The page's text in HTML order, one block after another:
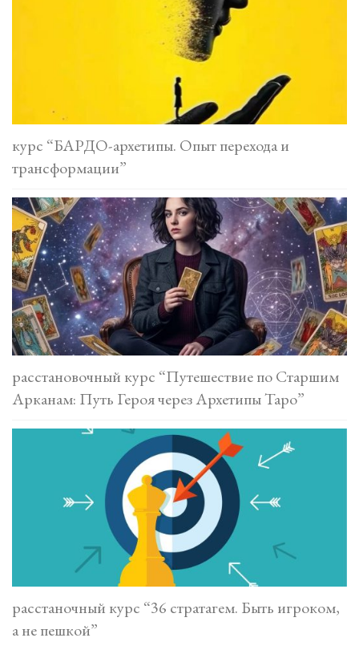
курс “БАРДО-архетипы. Опыт перехода и
трансформации”
расстановочный курс “Путешествие по Старшим
Арканам: Путь Героя через Архетипы Таро”
расстаночный курс “36 стратагем. Быть игроком,
а не пешкой”